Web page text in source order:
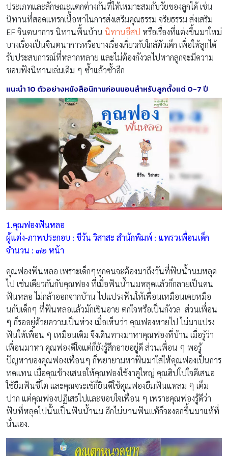
ประเภทและลักษณะแตกต่างกันที่ให้เหมาะสมกับวัยของลูกได้ เช่น
นิทานที่สอดแทรกเนื้อหาในการส่งเสริมคุณธรรม จริยธรรม ส่งเสริม
EF จินตนาการ นิทานพื้นบ้าน นิทานอีสป หรือเรื่องที่แต่งขึ้นมาใหม่
บางเรื่องเป็นจินตนาการหรือบางเรื่องเกี่ยวกับใกล้ตัวเด็ก เพื่อให้ลูกได้
รับประสบการณ์ที่หลากหลาย และไม่ต้องกังวลไปหากลูกจะมีความ
ชอบฟังนิทานเล่มเดิม ๆ ซ้ำแล้วซ้ำอีก
แนะนำ10 ตัวอย่างหนังสือนิทานก่อนนอนสำหรับลูกตั้งแต่ 0-7 ปี
1.คุณฟองฟันหลอ
ผู้แต่ง-ภาพประกอบ : ชีวัน วิสาสะ สำนักพิมพ์ : แพรวเพื่อนเด็ก
จำนวน : ๓๒ หน้า
คุณฟองฟันหลอ เพราะเด็กๆทุกคนจะต้องมาถึงวันที่ฟันน้ำนมหลุด
ไป เช่นเดียวกันกับคุณฟอง ที่เมื่อฟันน้ำนมหลุดแล้วก็กลายเป็นคน
ฟันหลอ ไม่กล้าออกจากบ้าน ไปแปรงฟันให้เพื่อนเหมือนเคยหมือ
นกับเด็กๆ ที่ฟันหลอแล้วมักเขินอาย ตกใจหรือเป็นกังวล ส่วนเพื่อน
ๆ ก็รออยู่ด้วยความเป็นห่วง เมื่อเห็นว่า คุณฟองหายไป ไม่มาแปรง
ฟันให้เพื่อน ๆ เหมือนเดิม จึงเดินทางมาหาคุณฟองที่บ้าน เมื่อรู้ว่า
เพื่อนมาหา คุณฟองดีใจแต่ก็ยังรู้สึกอายอยู่ดี ส่วนเพื่อน ๆ พอรู้
ปัญหาของคุณฟองเพื่อนๆ ก็พยายามหาฟันมาใส่ให้คุณฟองเป็นการ
ทดแทน เมื่อคุณช้างเสนอให้คุณฟองใช้งาคู่ใหญ่ คุณฮิปโปใจดีเสนอ
ใช้ยืมฟันซี่โต และคุณจระเข้ก็ยินดีใช้คุณฟองยืมฟันแหลม ๆ เต็ม
ปาก แต่คุณฟองปฏิเสธไปและขอบใจเพื่อน ๆ เพราะคุณฟองรู้ดีว่า
ฟันที่หลุดไปนั้นเป็นฟันน้ำนม อีกไม่นานฟันแท้ก็จะงอกขึ้นมาแท้ที่
นั่นเอง.